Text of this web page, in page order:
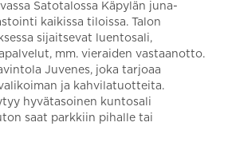
Satotalossa Käpylän juna-
kaikissa tiloissa. Talon
sijaitsevat luentosali,
mm. vieraiden vastaanotto.
Juvenes, joka tarjoaa
ja kahvilatuotteita.
hyvätasoinen kuntosali
saat parkkiin pihalle tai